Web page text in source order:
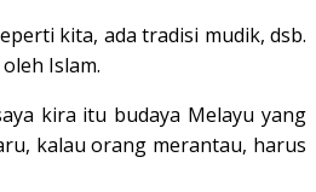
kita, ada tradisi mudik, dsb.
Islam.
kira itu budaya Melayu yang
kalau orang merantau, harus